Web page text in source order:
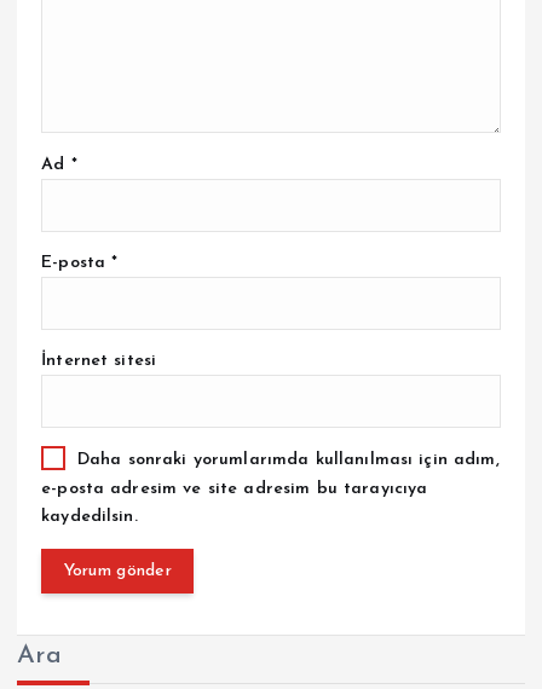
Ad *
E-posta*
İnternet sitesi
Daha sonraki yorumlarımda kullanılması için adım,
e-posta adresim ve site adresim bu tarayıcıya
kaydedilsin.
Ara